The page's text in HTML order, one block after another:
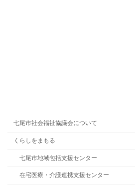
七尾市社会福祉協議会について
くらしをまもる
七尾市地域包括支援センター
在宅医療・介護連携支援センター